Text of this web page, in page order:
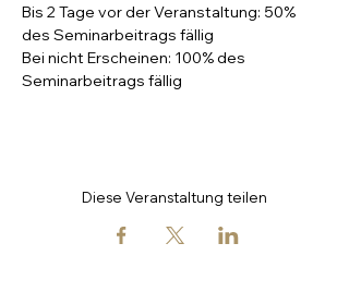
Bis 2 Tage vor der Veranstaltung: 50%
des Seminarbeitrags fällig
Bei nicht Erscheinen: 100% des
Seminarbeitrags fällig
Diese Veranstaltung teilen